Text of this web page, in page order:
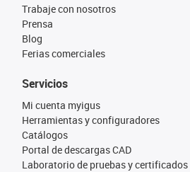
Trabaje con nosotros
Prensa
Blog
Ferias comerciales
Servicios
Mi cuenta myigus
Herramientas y configuradores
Catálogos
Portal de descargas CAD
Laboratorio de pruebas y certificados